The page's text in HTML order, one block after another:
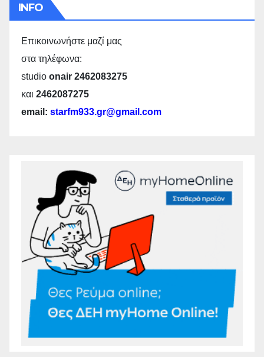
INFO
Επικοινωνήστε μαζί μας
στα τηλέφωνα:
studio onair 2462083275
και 2462087275
email: starfm933.gr@gmail.com